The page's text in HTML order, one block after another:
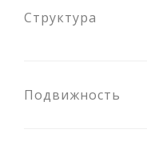
Структура
Подвижность